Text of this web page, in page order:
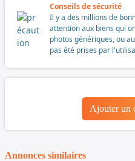
Conseils de sécurité
Il y a des millions de
attention aux biens qui
photos génériques, ou
pas été prises par
Ajouter un
Annonces similaires